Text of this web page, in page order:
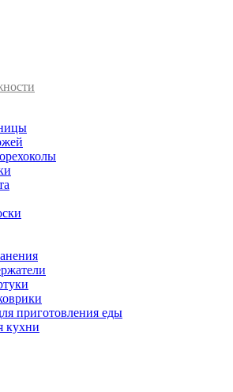
приготовления еды
кухни